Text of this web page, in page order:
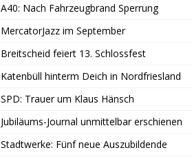
A40: Nach Fahrzeugbrand Sperrung
MercatorJazz im September
Breitscheid feiert 13. Schlossfest
Katenbüll hinterm Deich in Nordfriesland
SPD: Trauer um Klaus Hänsch
Jubiläums-Journal unmittelbar erschienen
Stadtwerke: Fünf neue Auszubildende